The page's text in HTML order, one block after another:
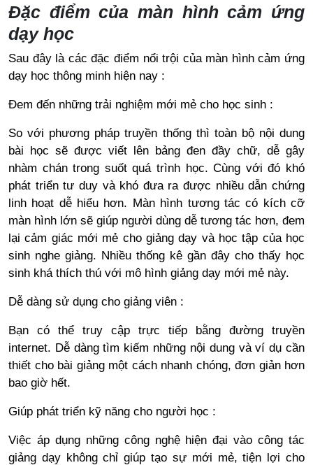
Đặc điểm của màn hình cảm ứng
dạy học
Sau đây là các đặc điểm nổi trội của màn hình cảm ứng
dạy học thông minh hiện nay :
Đem đến những trải nghiệm mới mẻ cho học sinh :
So với phương pháp truyền thống thì toàn bộ nội dung
bài học sẽ được viết lên bảng đen đầy chữ, dễ gây
nhàm chán trong suốt quá trình học. Cùng với đó khó
phát triển tư duy và khó đưa ra được nhiều dẫn chứng
linh hoạt dễ hiểu hơn. Màn hình tương tác có kích cỡ
màn hình lớn sẽ giúp người dùng dễ tương tác hơn, đem
lại cảm giác mới mẻ cho giảng dạy và học tập của học
sinh nghe giảng. Nhiều thống kê gần đây cho thấy học
sinh khá thích thú với mô hình giảng dạy mới mẻ này.
Dễ dàng sử dụng cho giảng viên :
Bạn có thể truy cập trực tiếp bằng đường truyền
internet. Dễ dàng tìm kiếm những nội dung và ví dụ cần
thiết cho bài giảng một cách nhanh chóng, đơn giản hơn
bao giờ hết.
Giúp phát triển kỹ năng cho người học :
Việc áp dụng những công nghệ hiện đại vào công tác
giảng dạy không chỉ giúp tạo sự mới mẻ, tiện lợi cho